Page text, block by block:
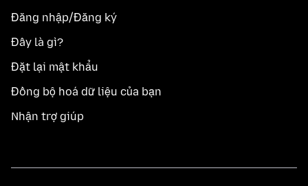
Đăng nhập/Đăng ký
Đây là gì?
Đặt lại mật khẩu
Đồng bộ hoá dữ liệu của bạn
Nhận trợ giúp